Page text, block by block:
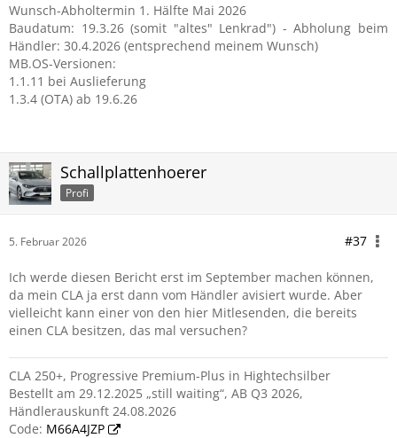
Wunsch-Abholtermin 1. Hälfte Mai 2026
Baudatum: 19.3.26 (somit "altes" Lenkrad") - Abholung beim
Händler: 30.4.2026 (entsprechend meinem Wunsch)
MB.OS-Versionen:
1.1.11 bei Auslieferung
1.3.4 (OTA) ab 19.6.26
Schallplattenhoerer
Profi
5. Februar 2026 #37
Ich werde diesen Bericht erst im September machen können,
da mein CLA ja erst dann vom Händler avisiert wurde. Aber
vielleicht kann einer von den hier Mitlesenden, die bereits
einen CLA besitzen, das mal versuchen?
CLA 250+, Progressive Premium-Plus in Hightechsilber
Bestellt am 29.12.2025 „still waiting“, AB Q3 2026,
Händlerauskunft 24.08.2026
Code: M66A4JZP